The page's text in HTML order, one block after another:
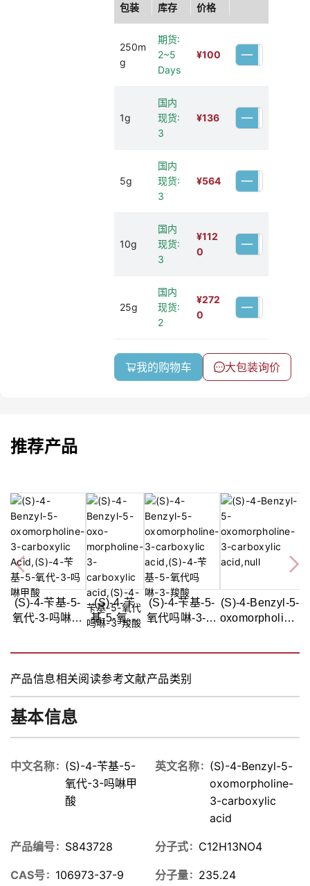
包装 库存 价格
250m
g
期货:
2~5
Days
¥100
1g
国内
现货:
3
¥136
5g
国内
现货:
3
¥564
10g
国内
现货:
3
¥112
0
25g
国内
现货:
2
¥272
0
我的购物车 大包装询价
推荐产品
(S)-4-苄基-5-
氧代-3-吗啉甲
(S)-4-苄
基-5-氧代
(S)-4-苄基-5-
氧代吗啉-3-羧
(S)-4-Benzyl-5-
oxomorpholine-
产品信息相关阅读参考文献产品类别
基本信息
中文名称
(S)-4-苄基-5-
氧代-3-吗啉甲
酸
英文名称
(S)-4-Benzyl-5-
oxomorpholine-
3-carboxylic
acid
产品编号 S843728 分子式 C12H13NO4
CAS号 106973-37-9 分子量 235.24